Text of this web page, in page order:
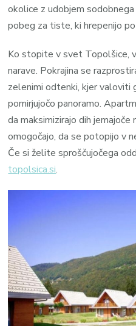
okolice z udobjem
pobeg za tiste, ki hrepenijo po
Ko stopite v svet Topolšice,
narave. Pokrajina se
zelenimi odtenki, kjer valoviti
pomirjujočo panoramo.
da maksimizirajo dih
omogočajo, da se potopijo v
Če si želite sproščujočega
topolsica.si.